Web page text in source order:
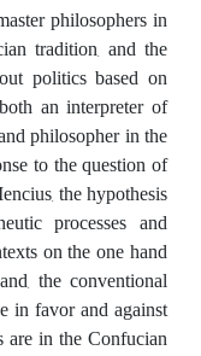
philosophers in
tradition, and the
politics based on
an interpreter of
philosopher in the
to the question of
the hypothesis
processes and
on the one hand
the conventional
in favor and against
are in the Confucian